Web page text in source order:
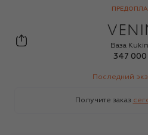
Venini
Ваза
347 000
Последний
Получите заказ